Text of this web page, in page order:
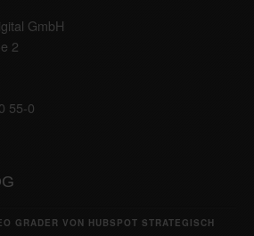
GmbH
2
55-0
GRADER VON HUBSPOT STRATEGISCH